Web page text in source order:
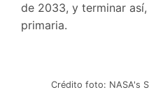
de 2033, y terminar
primaria.
Crédito foto: NASA's